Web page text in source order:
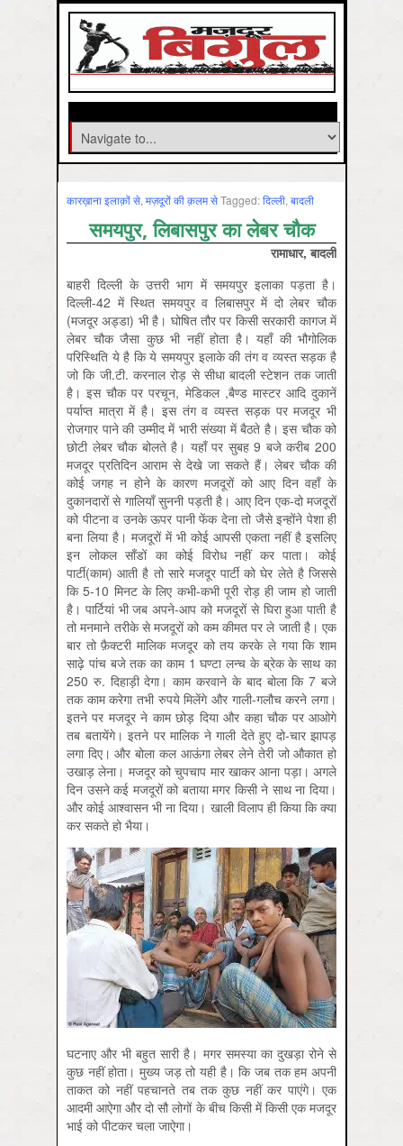
कारख़ाना इलाक़ों से, मज़दूरों की क़लम सेTagged:दिल्‍ली, बादली
समयपुर, लिबासपुर का लेबर चौक
रामाधार, बादली
बाहरी दिल्ली के उत्तरी भाग में समयपुर इलाका पड़ता है।
दिल्ली-42 में स्थित समयपुर व लिबासपुर में दो लेबर चौक
(मजदूर अड्डा) भी है। घोषित तौर पर किसी सरकारी कागज में
लेबर चौक जैसा कुछ भी नहीं होता है। यहाँ की भौगोलिक
परिस्थिति ये है कि ये समयपुर इलाके की तंग व व्यस्त सड़क है
जो कि जी.टी. करनाल रोड़ से सीधा बादली स्टेशन तक जाती
है। इस चौक पर परचून, मेडिकल ,बैण्ड मास्टर आदि दुकानें
पर्याप्त मात्रा में है। इस तंग व व्यस्त सड़क पर मजदूर भी
रोजगार पाने की उम्मीद में भारी संख्या में बैठते है। इस चौक को
छोटी लेबर चौक बोलते है। यहाँ पर सुबह 9 बजे करीब 200
मजदूर प्रतिदिन आराम से देखे जा सकते हैं। लेबर चौक की
कोई जगह न होने के कारण मजदूरों को आए दिन वहाँ के
दुकानदारों से गालियाँ सुननी पड़ती है। आए दिन एक-दो मजदूरों
को पीटना व उनके ऊपर पानी फेंक देना तो जैसे इन्होंने पेशा ही
बना लिया है। मजदूरों में भी कोई आपसी एकता नहीं है इसलिए
इन लोकल साँडों का कोई विरोध नहीं कर पाता। कोई
पार्टी(काम) आती है तो सारे मजदूर पार्टी को घेर लेते है जिससे
कि 5-10 मिनट के लिए कभी-कभी पूरी रोड़ ही जाम हो जाती
है। पार्टियां भी जब अपने-आप को मजदूरों से घिरा हुआ पाती है
तो मनमाने तरीके से मजदूरों को कम कीमत पर ले जाती है। एक
बार तो फ़ैक्टरी मालिक मजदूर को तय करके ले गया कि शाम
साढ़े पांच बजे तक का काम 1 घण्टा लन्च के ब्रेक के साथ का
250 रु. दिहाड़ी देगा। काम करवाने के बाद बोला कि 7 बजे
तक काम करेगा तभी रुपये मिलेंगे और गाली-गलौच करने लगा।
इतने पर मजदूर ने काम छोड़ दिया और कहा चौक पर आओगे
तब बतायेंगे। इतने पर मालिक ने गाली देते हुए दो-चार झापड़
लगा दिए। और बोला कल आऊंगा लेबर लेने तेरी जो औकात हो
उखाड़ लेना। मजदूर को चुपचाप मार खाकर आना पड़ा। अगले
दिन उसने कई मजदूरों को बताया मगर किसी ने साथ ना दिया।
और कोई आश्वासन भी ना दिया। खाली विलाप ही किया कि क्या
कर सकते हो भैया।
घटनाए और भी बहुत सारी है। मगर समस्या का दुखड़ा रोने से
कुछ नहीं होता। मुख्य जड़ तो यही है। कि जब तक हम अपनी
ताकत को नहीं पहचानते तब तक कुछ नहीं कर पाएंगे। एक
आदमी आऐगा और दो सौ लोगों के बीच किसी में किसी एक मजदूर
भाई को पीटकर चला जाऐगा।